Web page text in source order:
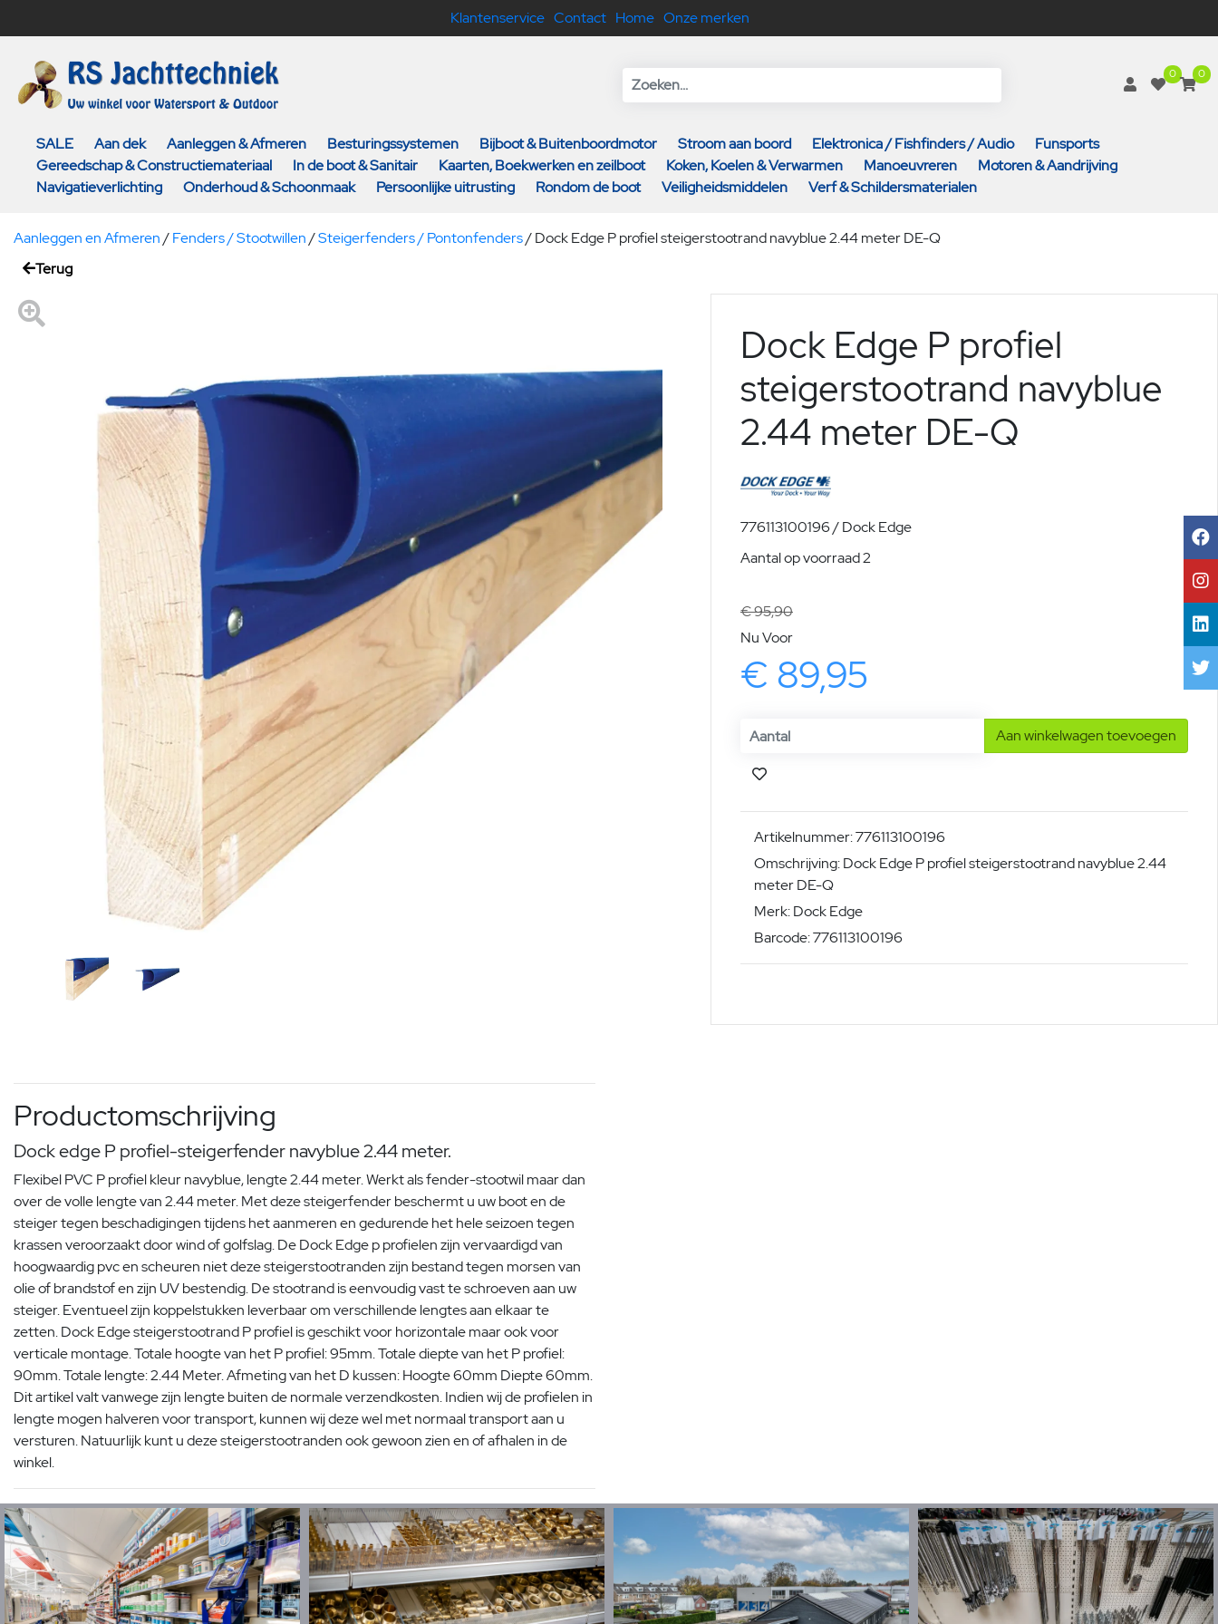
Klantenservice Contact Home Onze merken
0 0
SALE Aan dek Aanleggen & Afmeren Besturingssystemen Bijboot & Buitenboordmotor Stroom aan boord Elektronica / Fishfinders / Audio
Funsports
Gereedschap & Constructiemateriaal
In de boot & Sanitair Kaarten, Boekwerken en zeilboot Koken, Koelen & Verwarmen Manoeuvreren
Motoren & Aandrijving
Navigatieverlichting
Onderhoud & Schoonmaak Persoonlijke uitrusting Rondom de boot Veiligheidsmiddelen Verf & Schildersmaterialen
Aanleggen en Afmeren/Fenders / Stootwillen/Steigerfenders / Pontonfenders/Dock Edge P profiel steigerstootrand navyblue 2.44 meter DE-Q
Terug
Dock Edge P profiel
steigerstootrand navyblue
2.44 meter DE-Q
776113100196 / Dock Edge
Aantal op voorraad 2
€ 95,90
Nu Voor
€ 89,95
Aan winkelwagen toevoegen
Artikelnummer: 776113100196
Omschrijving: Dock Edge P profiel steigerstootrand navyblue 2.44
meter DE-Q
Merk: Dock Edge
Barcode: 776113100196
Productomschrijving
Dock edge P profiel-steigerfender navyblue 2.44 meter.
Flexibel PVC P profiel kleur navyblue, lengte 2.44 meter. Werkt als fender-stootwil maar dan
over de volle lengte van 2.44 meter. Met deze steigerfender beschermt u uw boot en de
steiger tegen beschadigingen tijdens het aanmeren en gedurende het hele seizoen tegen
krassen veroorzaakt door wind of golfslag. De Dock Edge p profielen zijn vervaardigd van
hoogwaardig pvc en scheuren niet deze steigerstootranden zijn bestand tegen morsen van
olie of brandstof en zijn UV bestendig. De stootrand is eenvoudig vast te schroeven aan uw
steiger. Eventueel zijn koppelstukken leverbaar om verschillende lengtes aan elkaar te
zetten. Dock Edge steigerstootrand P profiel is geschikt voor horizontale maar ook voor
verticale montage. Totale hoogte van het P profiel: 95mm. Totale diepte van het P profiel:
90mm. Totale lengte: 2.44 Meter. Afmeting van het D kussen: Hoogte 60mm Diepte 60mm.
Dit artikel valt vanwege zijn lengte buiten de normale verzendkosten. Indien wij de profielen in
lengte mogen halveren voor transport, kunnen wij deze wel met normaal transport aan u
versturen. Natuurlijk kunt u deze steigerstootranden ook gewoon zien en of afhalen in de
winkel.